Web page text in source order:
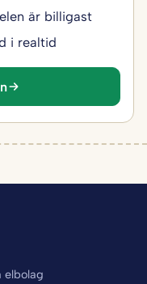
är billigast
i realtid
elbolag